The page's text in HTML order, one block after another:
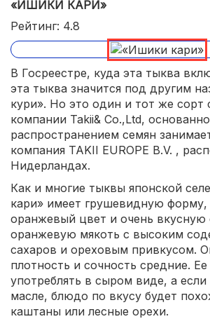
«ИШИКИ КАРИ»
Рейтинг: 4.8
В Госреестре, куда эта тыква
эта тыква значится под другим
кури». Но это один и тот же сорт
компании Takii& Co.,Ltd,
распространением семян
компания TAKII EUROPE B.V. ,
Нидерландах.
Как и многие тыквы японской
кари» имеет грушевидную форму,
оранжевый цвет и очень
оранжевую мякоть с высоким
сахаров и ореховым привкусом.
плотность и сочность средние.
употреблять в сыром виде, а
масле, блюдо по вкусу будет
каштаны или лесные орехи.